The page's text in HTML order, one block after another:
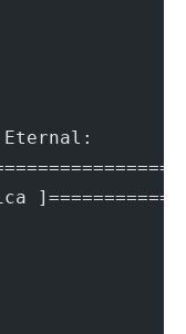
Eternal:
]===========
Yes
Yes